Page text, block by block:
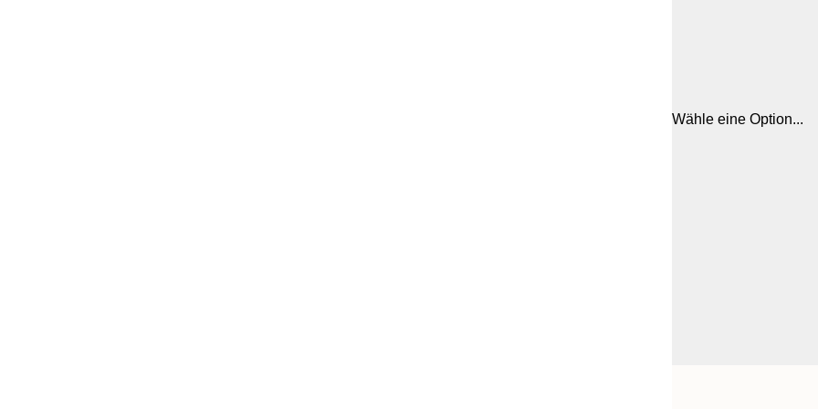
Wähle eine Option...